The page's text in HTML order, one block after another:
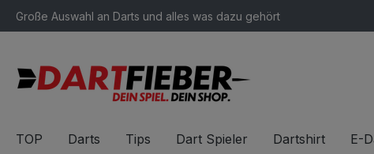
Zur Hauptnavigation springen
Große Auswahl an Darts und alles was dazu gehört
TOP Darts Tips Dart Spieler Dartshirt E-